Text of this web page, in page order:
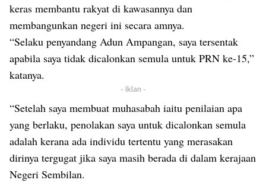
keras membantu rakyat di kawasannya dan
membangunkan negeri ini secara amnya.
“Selaku penyandang Adun Ampangan, saya tersentak
apabila saya tidak dicalonkan semula untuk PRN ke-15,”
katanya.
- Iklan -
“Setelah saya membuat muhasabah iaitu penilaian apa
yang berlaku, penolakan saya untuk dicalonkan semula
adalah kerana ada individu tertentu yang merasakan
dirinya tergugat jika saya masih berada di dalam kerajaan
Negeri Sembilan.